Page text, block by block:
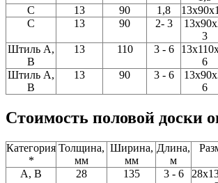
С 13 90 1,8
C
13 90 2- 3
3
Штиль A,
В
13 110 3 - 6
6
Штиль A,
В
13 90 3 - 6
6
Стоимость половой доски
Категория
*
Толщина,
мм
Ширина,
мм
Длина,
м
A, В
28 135 3 - 6